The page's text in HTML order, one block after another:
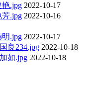
.jpg 2022-10-17
.jpg 2022-10-16
.jpg 2022-10-17
良234.jpg 2022-10-18
如.jpg 2022-10-18